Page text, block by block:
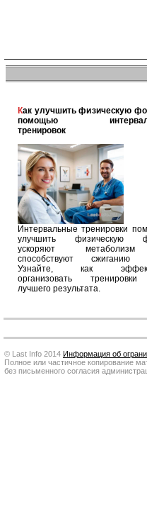
Как улучшить физическую форму с
помощью
тренировок
Интервальные тренировки
улучшить физическую
ускоряют
способствуют сжиганию
Узнайте, как
организовать
лучшего результата.
© Last Info 2014 Информация об
Полное или частичное копирование
без письменного согласия